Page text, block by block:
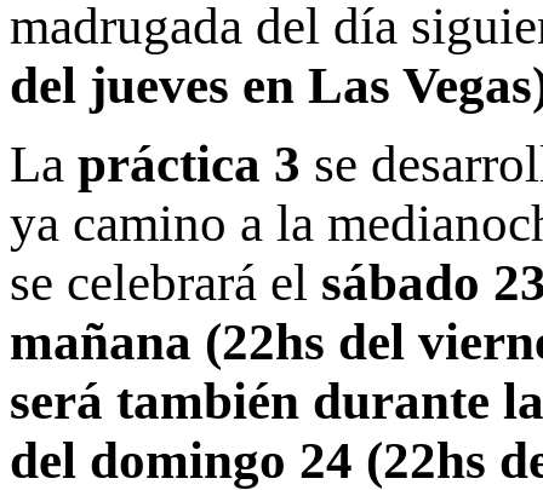
madrugada del día
del jueves en Las
La práctica 3 se
ya camino a la
se celebrará el sábado
mañana (22hs del
será también durante
del domingo 24 (22hs